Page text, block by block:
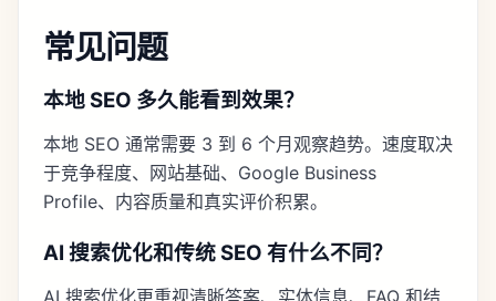
常见问题
本地 SEO 多久能看到效果？
本地 SEO 通常需要 3 到 6 个月观察趋势。速度取决
于竞争程度、网站基础、Google Business
Profile、内容质量和真实评价积累。
AI 搜索优化和传统 SEO 有什么不同？